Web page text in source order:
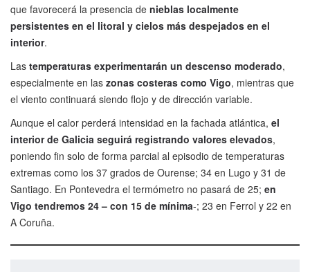
que favorecerá la presencia de nieblas localmente
persistentes en el litoral y cielos más despejados en el
interior.
Las temperaturas experimentarán un descenso moderado,
especialmente en las zonas costeras como Vigo, mientras que
el viento continuará siendo flojo y de dirección variable.
Aunque el calor perderá intensidad en la fachada atlántica, el
interior de Galicia seguirá registrando valores elevados,
poniendo fin solo de forma parcial al episodio de temperaturas
extremas como los 37 grados de Ourense; 34 en Lugo y 31 de
Santiago. En Pontevedra el termómetro no pasará de 25; en
Vigo tendremos 24 – con 15 de mínima-; 23 en Ferrol y 22 en
A Coruña.